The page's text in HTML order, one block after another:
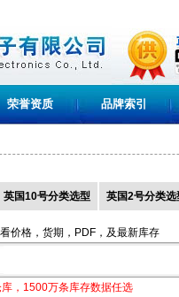
荣誉资质 品牌索引
英国10号分类选型 英国2号分类选
价格，货期，PDF，及最新库存
，1500万条库存数据任选